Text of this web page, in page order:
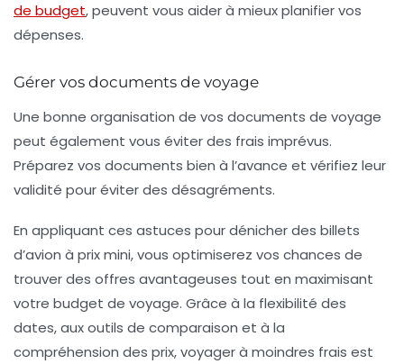
de budget, peuvent vous aider à mieux planifier vos
dépenses.
Gérer vos documents de voyage
Une bonne organisation de vos documents de voyage
peut également vous éviter des frais imprévus.
Préparez vos documents bien à l’avance et vérifiez leur
validité pour éviter des désagréments.
En appliquant ces astuces pour dénicher des billets
d’avion à prix mini, vous optimiserez vos chances de
trouver des offres avantageuses tout en maximisant
votre budget de voyage. Grâce à la flexibilité des
dates, aux outils de comparaison et à la
compréhension des prix, voyager à moindres frais est